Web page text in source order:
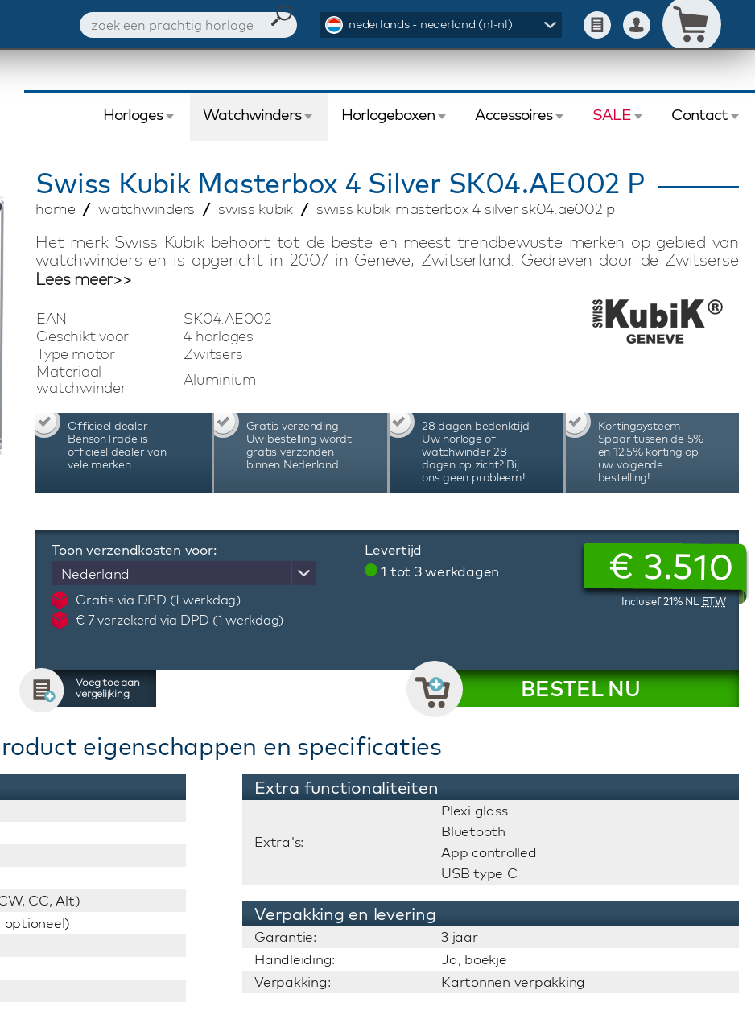
nederlands - nederland (nl-nl)
Horloges Watchwinders Horlogeboxen Accessoires SALE Contact
Swiss KubikMasterbox 4 Silver SK04.AE002 P
home watchwinders swiss kubik swiss kubik masterbox 4 silver sk04.ae002 p
Het merk Swiss Kubik behoort tot de beste en meest trendbewuste merken op gebied van
watchwinders en is opgericht in 2007 in Geneve, Zwitserland. Gedreven door de Zwitserse
horlogetraditie biedt Swiss Kubik compacte watchwinders met Zwitserse technologie. De
Swiss Kubik watchwinders zijn voorzien van een stille, magnetische-arme en energiezuinige
motor. Elke watchwinder heeft een uitzonderlijke batterijduur van uiterlijk drie jaar, waardoor
hij gemakkelijk in een kluis kan worden bewaard of kan worden meegenomen op reis of
vakantie. Deze Swiss Kubik Masterbox watchwinder is geschikt voor het opwinden van vier
automatisch horloges en maakt gebruik van Bluetooth-technologie waarbij je via de speciale
app eenvoudig het gewenste programma kan instellen, de verlichting aanpassen, de
Swiss Kubik Masterbox watchwinder kan het aantal omwentelingen en de draairichting
nauwkeurig worden ingesteld, afgestemd op de behoeften van het specifieke automatische
horloge. De Swiss Kubik Masterbox watchwinders worden met de hand geassembleerd in
Zwitserland en staan bekend vanwege hun kwaliteit, precisie en duurzaamheid, hetgeen tot
uiting komt in de garantie van 3 jaar.
Lees meer>>
EAN
SK04.AE002
Geschikt voor
4 horloges
Type motor
Zwitsers
Materiaal
watchwinder
Aluminium
Officieel dealer
BensonTrade is
officieel dealer van
vele merken.
Gratis verzending
Uw bestelling wordt
gratis verzonden
binnen Nederland.
28 dagen bedenktijd
Uw horloge of
watchwinder 28
dagen op zicht? Bij
ons geen probleem!
Kortingsysteem
Spaar tussen de 5%
en 12,5% korting op
uw volgende
bestelling!
Toon verzendkosten voor:
Nederland
Gratis via DPD (1 werkdag)
€ 7 verzekerd via DPD (1 werkdag)
Levertijd
1 tot 3 werkdagen
€ 3.510
Inclusief 21% NL BTW
Voeg toe aan
vergelijking
BESTEL NU
eigenschappen en specificaties
CC, Alt)
Extra functionaliteiten
Extra's:
Plexi glass
Bluetooth
App controlled
USB type C
Verpakking en levering
Garantie:
3 jaar
Handleiding:
Ja, boekje
Verpakking:
Kartonnen verpakking